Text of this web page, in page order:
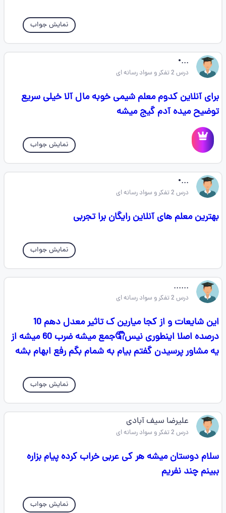
نمایش جواب
...•
درس 2 تفکر و سواد رسانه ای
برای آنلاین کدوم معلم شیمی خوبه مال آلا خیلی سریع
توضیح میده آدم گیج میشه
نمایش جواب
...•
درس 2 تفکر و سواد رسانه ای
بهترین معلم های آنلاین رایگان برا تجربی
نمایش جواب
......
درس 2 تفکر و سواد رسانه ای
این شایعات و از کجا میارین ک تاثیر معدل دهم 10
درصده اصلا اینطوری نیس🤦جمع میشه ضرب 60 میشه از
یه مشاور پرسیدن گفتم بیام به شمام بگم رفع ابهام بشه
نمایش جواب
علیرضا سیف آبادی
درس 2 تفکر و سواد رسانه ای
سلام دوستان میشه هر کی عربی خراب کرده پیام بزاره
ببینم چند نفریم
نمایش جواب